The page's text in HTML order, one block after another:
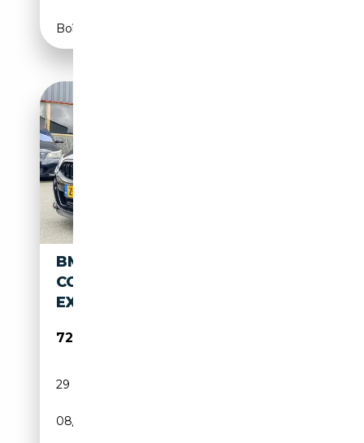
Boîte automatique
BMW M850 8-SERIE GRAN
COUPÉ M850I X DRIVE HIGH
EXECUTIVE M
72 999€
29 855 km
08/2022